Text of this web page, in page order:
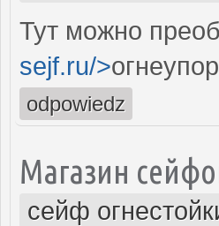
Тут можно
sejf.ru/>
odpowiedz
Магазин
сейф